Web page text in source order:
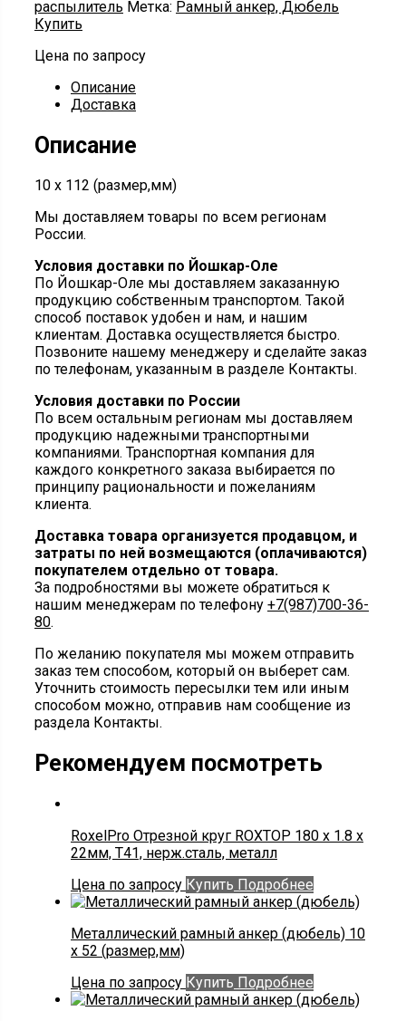
распылитель Метка: Рамный анкер, Дюбель
Купить
Цена по запросу
Описание
Доставка
Описание
10 х 112 (размер,мм)
Мы доставляем товары по всем регионам
России.
Условия доставки по Йошкар-Оле
По Йошкар-Оле мы доставляем заказанную
продукцию собственным транспортом. Такой
способ поставок удобен и нам, и нашим
клиентам. Доставка осуществляется быстро.
Позвоните нашему менеджеру и сделайте заказ
по телефонам, указанным в разделе Контакты.
Условия доставки по России
По всем остальным регионам мы доставляем
продукцию надежными транспортными
компаниями. Транспортная компания для
каждого конкретного заказа выбирается по
принципу рациональности и пожеланиям
клиента.
Доставка товара организуется продавцом, и
затраты по ней возмещаются (оплачиваются)
покупателем отдельно от товара.
За подробностями вы можете обратиться к
нашим менеджерам по телефону +7(987)700-36-
80.
По желанию покупателя мы можем отправить
заказ тем способом, который он выберет сам.
Уточнить стоимость пересылки тем или иным
способом можно, отправив нам сообщение из
раздела Контакты.
Рекомендуем посмотреть
RoxelPro Отрезной круг ROXTOP 180 x 1.8 x
22мм, Т41, нерж.сталь, металл
Цена по запросу Купить Подробнее
Металлический рамный анкер (дюбель) 10
x 52 (размер,мм)
Цена по запросу Купить Подробнее